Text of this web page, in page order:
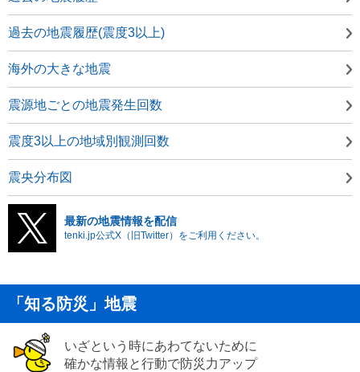
過去の地震履歴(震度3以上)
海外の大きな地震
震源地ごとの地震発生回数
震度3以上の地域別観測回数
震央分布図
最新の地震情報を配信
tenki.jp公式X（旧Twitter）をご利用ください。
「知る防災」地震
いざという時にあわてないために
確かな情報と行動で防災力アップ